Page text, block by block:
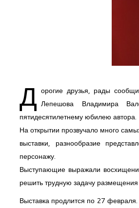
Д орогие друзья, рады
Лепешова Владимира
пятидесятилетнему юбилею автора.
На открытии прозвучало много
выставки, разнообразие
персонажу.
Выступающие выражали
решить трудную задачу
Выставка продлится по 27 февраля.